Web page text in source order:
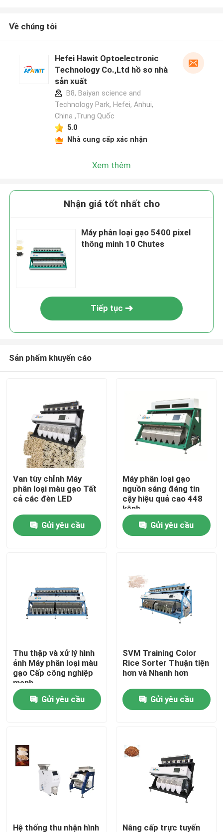
Địa chỉ liên hệ
máy phân loại màu gạo
máy phân loại màu hạt
máy tách màu hạt điều
máy phân loại màu đậu phộng
Máy phân loại màu hạt cà phê
Về chúng tôi
Hefei Hawit Optoelectronic
Technology Co.,Ltd hồ sơ nhà
sản xuất
B8, Baiyan science and
Technology Park, Hefei, Anhui,
China ,Trung Quốc
5.0
Nhà cung cấp xác nhận
Xem thêm
Nhận giá tốt nhất cho
Máy phân loại gạo 5400 pixel
thông minh 10 Chutes
Tiếp tục
Sản phẩm khuyến cáo
Van tùy chỉnh Máy
phân loại màu gạo Tất
cả các đèn LED
Gửi yêu cầu
Máy phân loại gạo
nguồn sáng đáng tin
cậy hiệu quả cao 448
kênh
Gửi yêu cầu
Thu thập và xử lý hình
ảnh Máy phân loại màu
gạo Cấp công nghiệp
mạnh
Gửi yêu cầu
SVM Training Color
Rice Sorter Thuận tiện
hơn và Nhanh hơn
Gửi yêu cầu
Hệ thống thu nhận hình Nâng cấp trực tuyến